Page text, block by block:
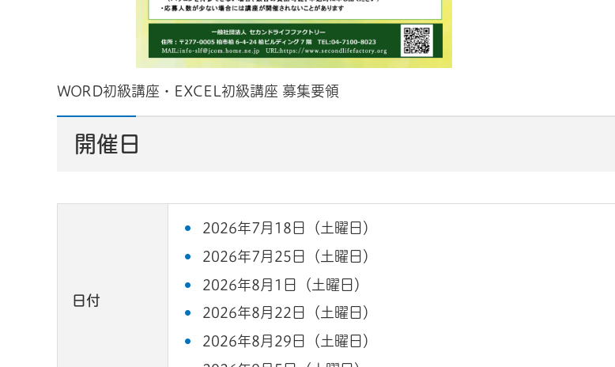
WORD初級講座・EXCEL初級講座 募集要領
開催日
日付
2026年7月18日（土曜日）
2026年7月25日（土曜日）
2026年8月1日（土曜日）
2026年8月22日（土曜日）
2026年8月29日（土曜日）